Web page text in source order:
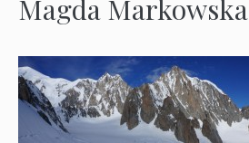
Magda Markowska